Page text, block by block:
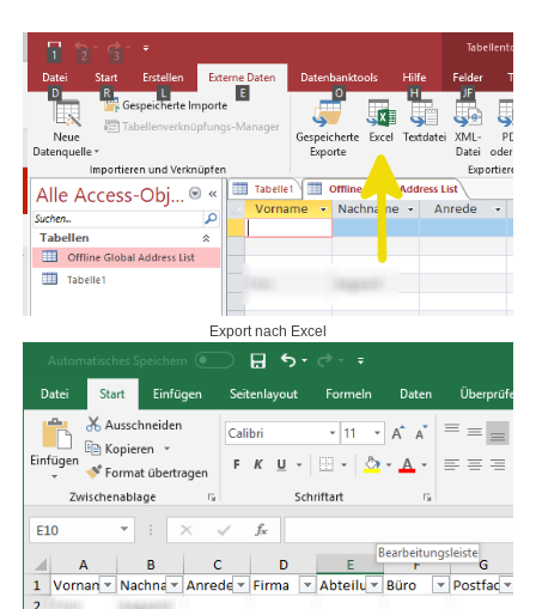
Export nach Excel